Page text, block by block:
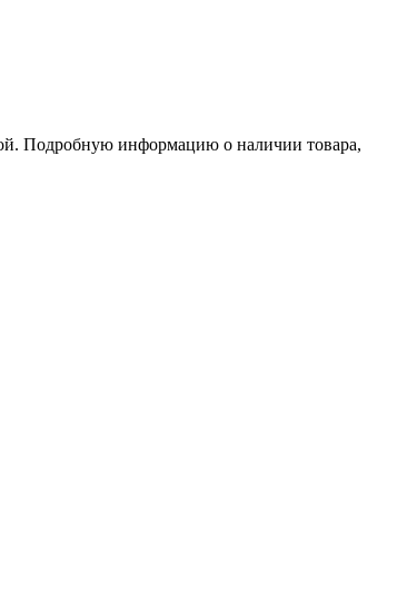
Подробную информацию о наличии товара,